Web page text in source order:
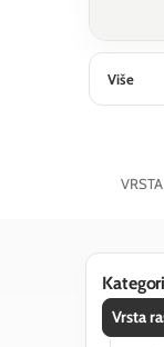
Više
Vrsta